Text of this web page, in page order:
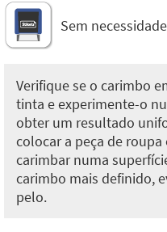
Sem
Verifique se o carimbo
tinta e experimente-o
obter um resultado
colocar a peça de
carimbar numa
carimbo mais definido,
pelo.